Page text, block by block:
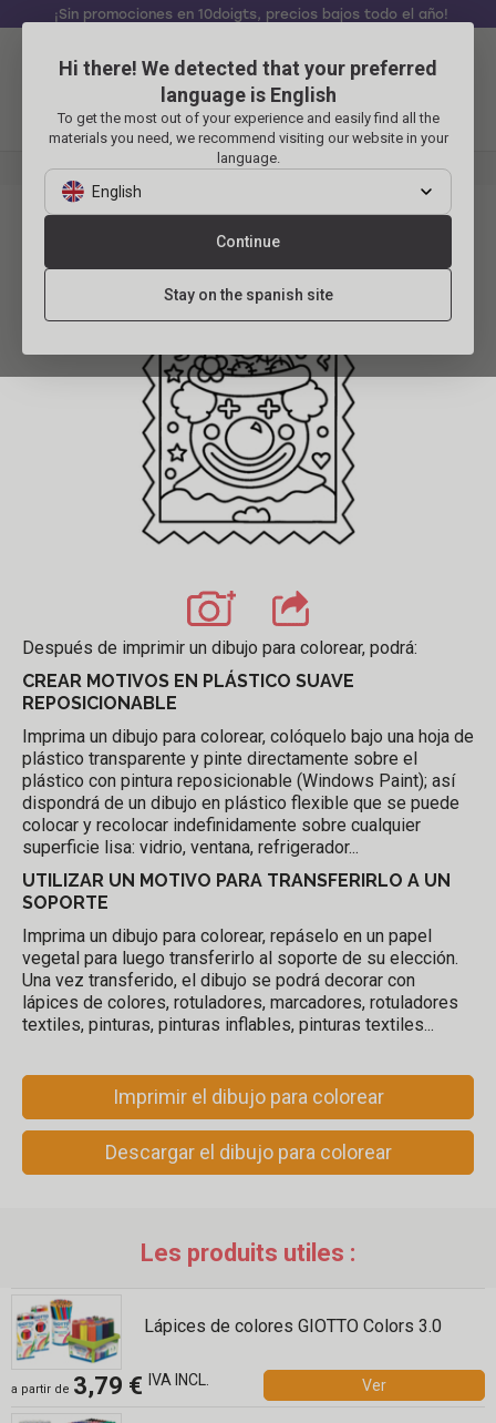
Hi there! We detected that your preferred
language is English
To get the most out of your experience and easily find all the
materials you need, we recommend visiting our website in your
language.
English
Continue
Stay on the spanish site
¡Sin promociones en 10doigts, precios bajos todo el año!
Identificarse
Payaso 17
Después de imprimir un dibujo para colorear, podrá:
CREAR MOTIVOS EN PLÁSTICO SUAVE
REPOSICIONABLE
Imprima un dibujo para colorear, colóquelo bajo una hoja de
plástico transparente y pinte directamente sobre el
plástico con pintura reposicionable (Windows Paint); así
dispondrá de un dibujo en plástico flexible que se puede
colocar y recolocar indefinidamente sobre cualquier
superficie lisa: vidrio, ventana, refrigerador...
UTILIZAR UN MOTIVO PARA TRANSFERIRLO A UN
SOPORTE
Imprima un dibujo para colorear, repáselo en un papel
vegetal para luego transferirlo al soporte de su elección.
Una vez transferido, el dibujo se podrá decorar con
lápices de colores, rotuladores, marcadores, rotuladores
textiles, pinturas, pinturas inflables, pinturas textiles...
Imprimir el dibujo para colorear
Descargar el dibujo para colorear
Les produits utiles :
Lápices de colores GIOTTO Colors 3.0
a partir de 3,79 € IVA INCL. Ver